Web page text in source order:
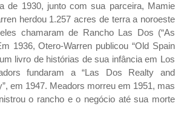
de 1930, junto com sua parceira, Mamie
herdou 1.257 acres de terra a noroeste
chamaram de Rancho Las Dos (“As
1936, Otero-Warren publicou “Old Spain
livro de histórias de sua infância em Los
fundaram a “Las Dos Realty and
em 1947. Meadors morreu em 1951, mas
o rancho e o negócio até sua morte